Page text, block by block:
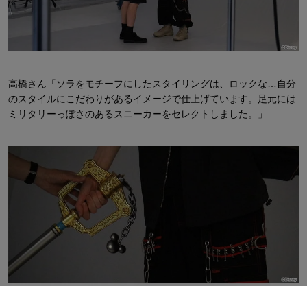
高橋さん「ソラをモチーフにしたスタイリングは、ロックな…自分
のスタイルにこだわりがあるイメージで仕上げています。足元には
ミリタリーっぽさのあるスニーカーをセレクトしました。」